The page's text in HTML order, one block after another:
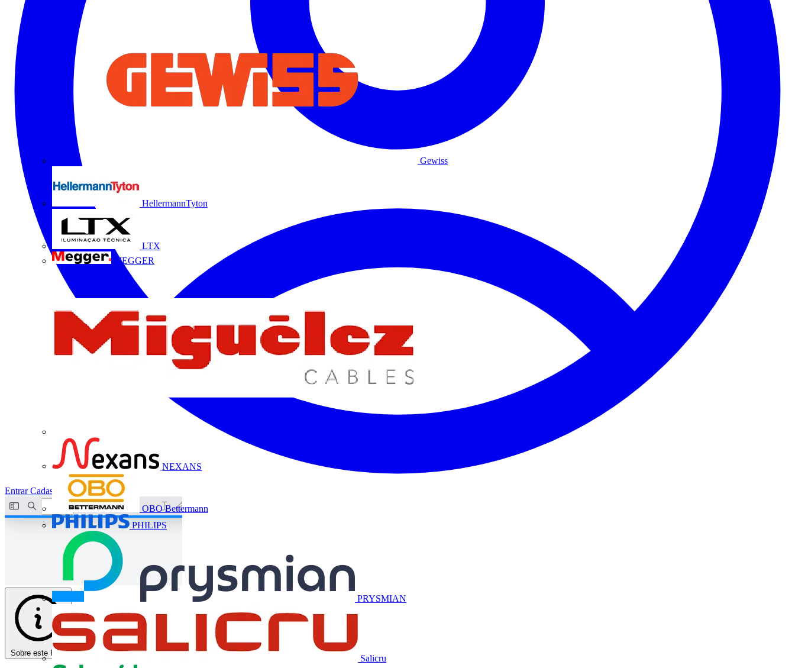
Gewiss
HellermannTyton
LTX
MEGGER
NEXANS
OBO Bettermann
PHILIPS
PRYSMIAN
Salicru
EntrarCadastrar
Sobre este PDF